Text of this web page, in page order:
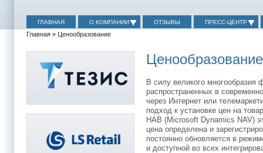
ГЛАВНАЯ О КОМПАНИИ ОТЗЫВЫ ПРЕСС-ЦЕНТР
Главная » Ценообразование
Ценообразование
В силу великого многообразия
распространенных в
через Интернет или
подход к установке цен на
НАВ (Microsoft Dynamics NAV)
цена определена и
постоянно обновляется в
и доступной во всех